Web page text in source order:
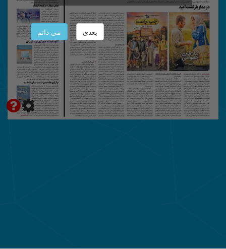
بعدی می دانم